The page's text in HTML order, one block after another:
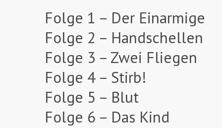
Folge 1 – Der Einarmige
Folge 2 – Handschellen
Folge 3 – Zwei Fliegen
Folge 4 – Stirb!
Folge 5 – Blut
Folge 6 – Das Kind